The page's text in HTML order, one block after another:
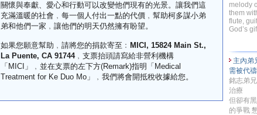
關懷與奉獻、愛心和行動可以改變他們現有的光景。讓我們這
充滿溫暖的社會﹐每一個人付出一點的代價﹐幫助柯多謀小弟
弟和他們一家﹐讓他們的明天仍然擁有盼望。
如果您願意幫助﹐請將您的捐款寄至﹕ MICI, 15824 Main St.,
La Puente, CA 91744﹐支票抬頭請寫給非營利機構
「MICI」﹐並在支票的左下方(Remark)指明「Medical
Treatment for Ke Duo Mo」﹐我們將會開抵稅收據給您。
melody
them
flute,
God’s
主內弟
需被代禱
銘志弟
治療
但卻有
的爭戰